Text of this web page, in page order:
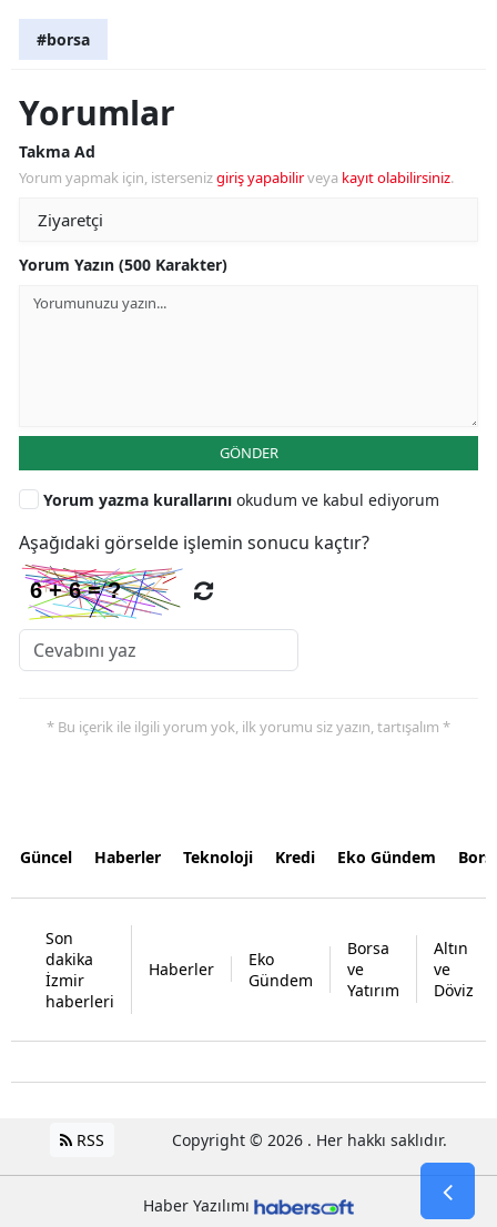
#borsa
Yorumlar
Takma Ad
Yorum yapmak için, istersenizgiriş yapabilirveya kayıt olabilirsiniz.
Yorum Yazın (500 Karakter)
GÖNDER
Yorum yazma kurallarını okudum ve kabul ediyorum
Aşağıdaki görselde işlemin sonucu kaçtır?
* Bu içerik ile ilgili yorum yok, ilk yorumu siz yazın, tartışalım *
Güncel Haberler Teknoloji Kredi Eko Gündem
Son
dakika
İzmir
haberleri
Haberler
Eko
Gündem
Borsa
ve
Yatırım
Altın
ve
Döviz
RSS Copyright © 2026 . Her hakkı saklıdır.
Haber Yazılımı